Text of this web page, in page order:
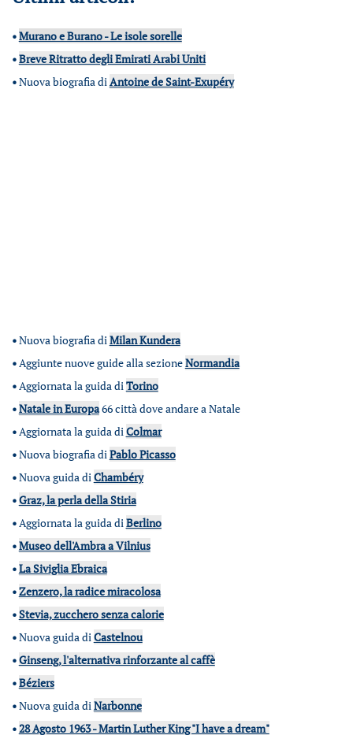
•Murano e Burano - Le isole sorelle
•Breve Ritratto degli Emirati Arabi Uniti
•Nuova biografia diAntoine de Saint-Exupéry
•Nuova biografia diMilan Kundera
•Aggiunte nuove guide alla sezioneNormandia
•Aggiornata la guida diTorino
•Natale in Europa66 città dove andare a Natale
•Aggiornata la guida diColmar
•Nuova biografia diPablo Picasso
•Nuova guida diChambéry
•Graz, la perla della Stiria
•Aggiornata la guida diBerlino
•Museo dell'Ambra a Vilnius
•La Siviglia Ebraica
•Zenzero, la radice miracolosa
•Stevia, zucchero senza calorie
•Nuova guida diCastelnou
•Ginseng, l'alternativa rinforzante al caffè
•Béziers
•Nuova guida diNarbonne
•28 Agosto 1963 - Martin Luther King "I have a dream"